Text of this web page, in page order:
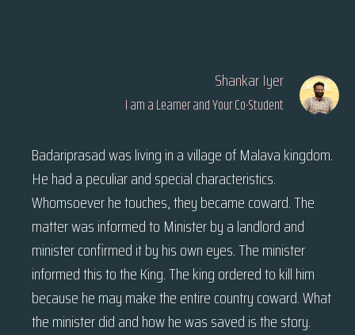
Shankar Iyer
I am a Learner and Your Co-Student
Badariprasad was living in a village of Malava kingdom.
He had a peculiar and special characteristics.
Whomsoever he touches, they became coward. The
matter was informed to Minister by a landlord and
minister confirmed it by his own eyes. The minister
informed this to the King. The king ordered to kill him
because he may make the entire country coward. What
the minister did and how he was saved is the story.